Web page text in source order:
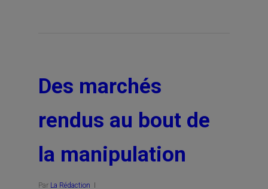
Des marchés
rendus au bout de
la manipulation
Par La Rédaction